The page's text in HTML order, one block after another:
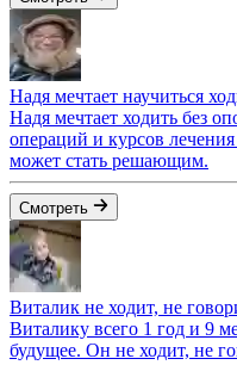
Надя мечтает научиться
Надя мечтает ходить без
операций и курсов
может стать решающим.
Смотреть
Виталик не ходит, не
Виталику всего 1 год и 9
будущее. Он не ходит, не